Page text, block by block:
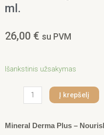
ml.
26,00 € su PVM
Išankstinis užsakymas
produkto
Mineral
Į krepšelį
Mineral Derma Plus –